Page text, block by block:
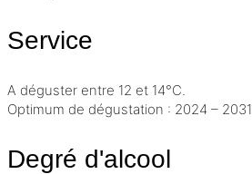
Service
A déguster entre 12 et 14°C.
Optimum de dégustation : 2024 – 2031
Degré d'alcool